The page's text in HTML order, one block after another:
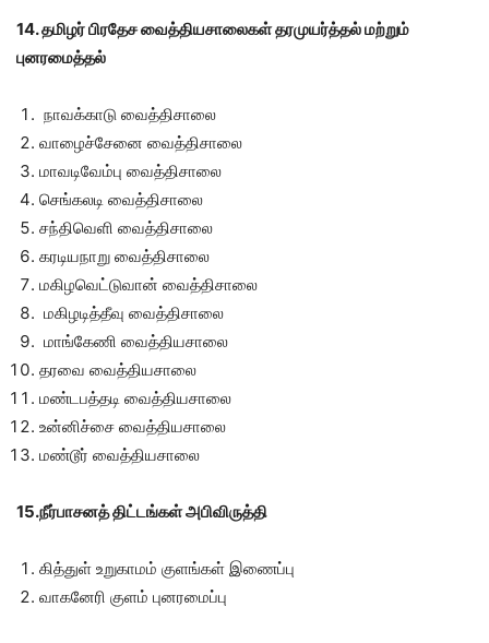
14. தமிழர் பிரதேச வைத்தியசாலைகள் தரமுயர்த்தல் மற்றும்
புனரமைத்தல்
நாவக்காடு வைத்திசாலை
வாழைச்சேனை வைத்திசாலை
மாவடிவேம்பு வைத்திசாலை
செங்கலடி வைத்திசாலை
சந்திவெளி வைத்திசாலை
கரடியநாறு வைத்திசாலை
மகிழவெட்டுவான் வைத்திசாலை
மகிழடித்தீவு வைத்திசாலை
மாங்கேணி வைத்தியசாலை
தரவை வைத்தியசாலை
மண்டபத்தடி வைத்தியசாலை
உன்னிச்சை வைத்தியசாலை
மண்டூர் வைத்தியசாலை
15.நீர்பாசனத் திட்டங்கள் அபிவிருத்தி
கித்துள் உறுகாமம் குளங்கள் இணைப்பு
வாகனேரி குளம் புனரமைப்பு